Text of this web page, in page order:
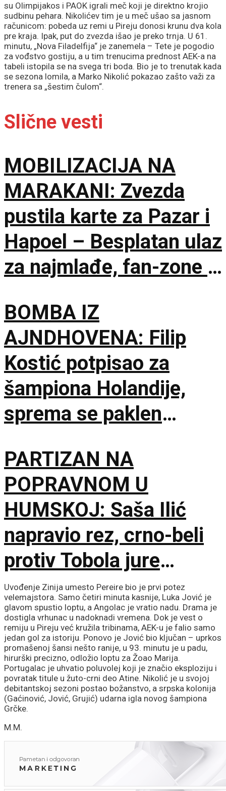
su Olimpijakos i PAOK igrali meč koji je direktno krojio
sudbinu pehara. Nikolićev tim je u meč ušao sa jasnom
računicom: pobeda uz remi u Pireju donosi krunu dva kola
pre kraja. Ipak, put do zvezda išao je preko trnja. U 61.
minutu, „Nova Filadelfija“ je zanemela – Tete je pogodio
za vođstvo gostiju, a u tim trenucima prednost AEK-a na
tabeli istopila se na svega tri boda. Bio je to trenutak kada
se sezona lomila, a Marko Nikolić pokazao zašto važi za
trenera sa „šestim čulom“.
Slične vesti
MOBILIZACIJA NA
MARAKANI: Zvezda
pustila karte za Pazar i
Hapoel – Besplatan ulaz
za najmlađe, fan-zone i
humanost!
BOMBA IZ
AJNDHOVENA: Filip
Kostić potpisao za
šampiona Holandije,
sprema se paklen
pozicijama!
PARTIZAN NA
POPRAVNOM U
HUMSKOJ: Saša Ilić
napravio rez, crno-beli
protiv Tobola jure
750.000 evra i
španskog giganta!
Uvođenje Zinija umesto Pereire bio je prvi potez
velemajstora. Samo četiri minuta kasnije, Luka Jović je
glavom spustio loptu, a Angolac je vratio nadu. Drama je
dostigla vrhunac u nadoknadi vremena. Dok je vest o
remiju u Pireju već kružila tribinama, AEK-u je falio samo
jedan gol za istoriju. Ponovo je Jović bio ključan – uprkos
promašenoj šansi nešto ranije, u 93. minutu je u padu,
hirurški precizno, odložio loptu za Žoao Marija.
Portugalac je uhvatio poluvolej koji je značio eksploziju i
povratak titule u žuto-crni deo Atine. Nikolić je u svojoj
debitantskoj sezoni postao božanstvo, a srpska kolonija
(Gaćinović, Jović, Grujić) udarna igla novog šampiona
Grčke.
M.M.